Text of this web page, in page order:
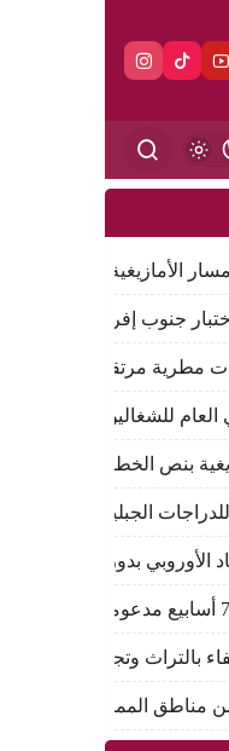
الأمازيغية من خطاب
جنوب إفريقيا للعبور إلى
مطرية مرتقبة بمرتفعات
العام للشغالين يؤسس
بنص الخطاب الملكي
الجبلية بأكادير..
الأوروبي بدور المغرب